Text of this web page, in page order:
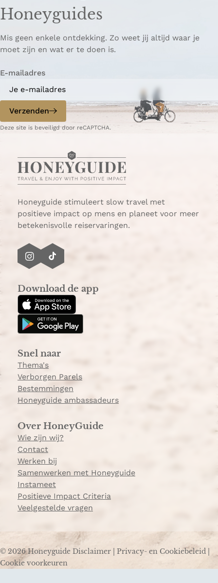
Honeyguides
Mis geen enkele ontdekking. Zo weet jij altijd waar je
moet zijn en wat er te doen is.
E-mailadres
Verzenden
Deze site is beveiligd door reCAPTCHA.
Honeyguide stimuleert slow travel met
positieve impact op mens en planeet voor meer
betekenisvolle reiservaringen.
I
t
a
g
r
m
T
T
o
k
Download de app
Snel naar
Thema's
Verborgen Parels
Bestemmingen
Honeyguide ambassadeurs
Over HoneyGuide
Wie zijn wij?
Contact
Werken bij
Samenwerken met Honeyguide
Instameet
Positieve Impact Criteria
Veelgestelde vragen
© 2026 Honeyguide Disclaimer Privacy- en Cookiebeleid
Cookie voorkeuren